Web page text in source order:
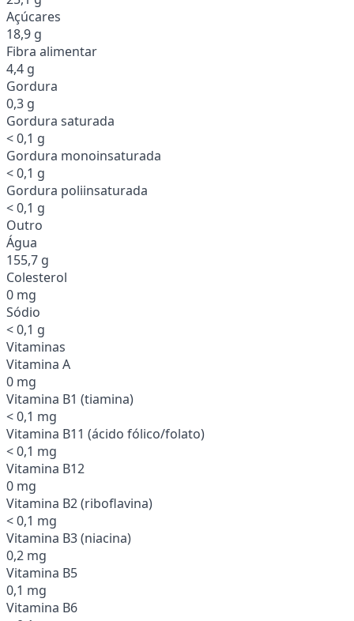
Açúcares
18,9 g
Fibra alimentar
4,4 g
Gordura
0,3 g
Gordura saturada
< 0,1 g
Gordura monoinsaturada
< 0,1 g
Gordura poliinsaturada
< 0,1 g
Outro
Água
155,7 g
Colesterol
0 mg
Sódio
< 0,1 g
Vitaminas
Vitamina A
0 mg
Vitamina B1 (tiamina)
< 0,1 mg
Vitamina B11 (ácido fólico/folato)
< 0,1 mg
Vitamina B12
0 mg
Vitamina B2 (riboflavina)
< 0,1 mg
Vitamina B3 (niacina)
0,2 mg
Vitamina B5
0,1 mg
Vitamina B6